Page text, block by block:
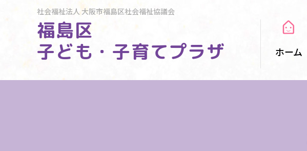
社会福祉法人大阪市福島区社会福祉協議会
福島区
子ども・子育てプラザ
ホーム